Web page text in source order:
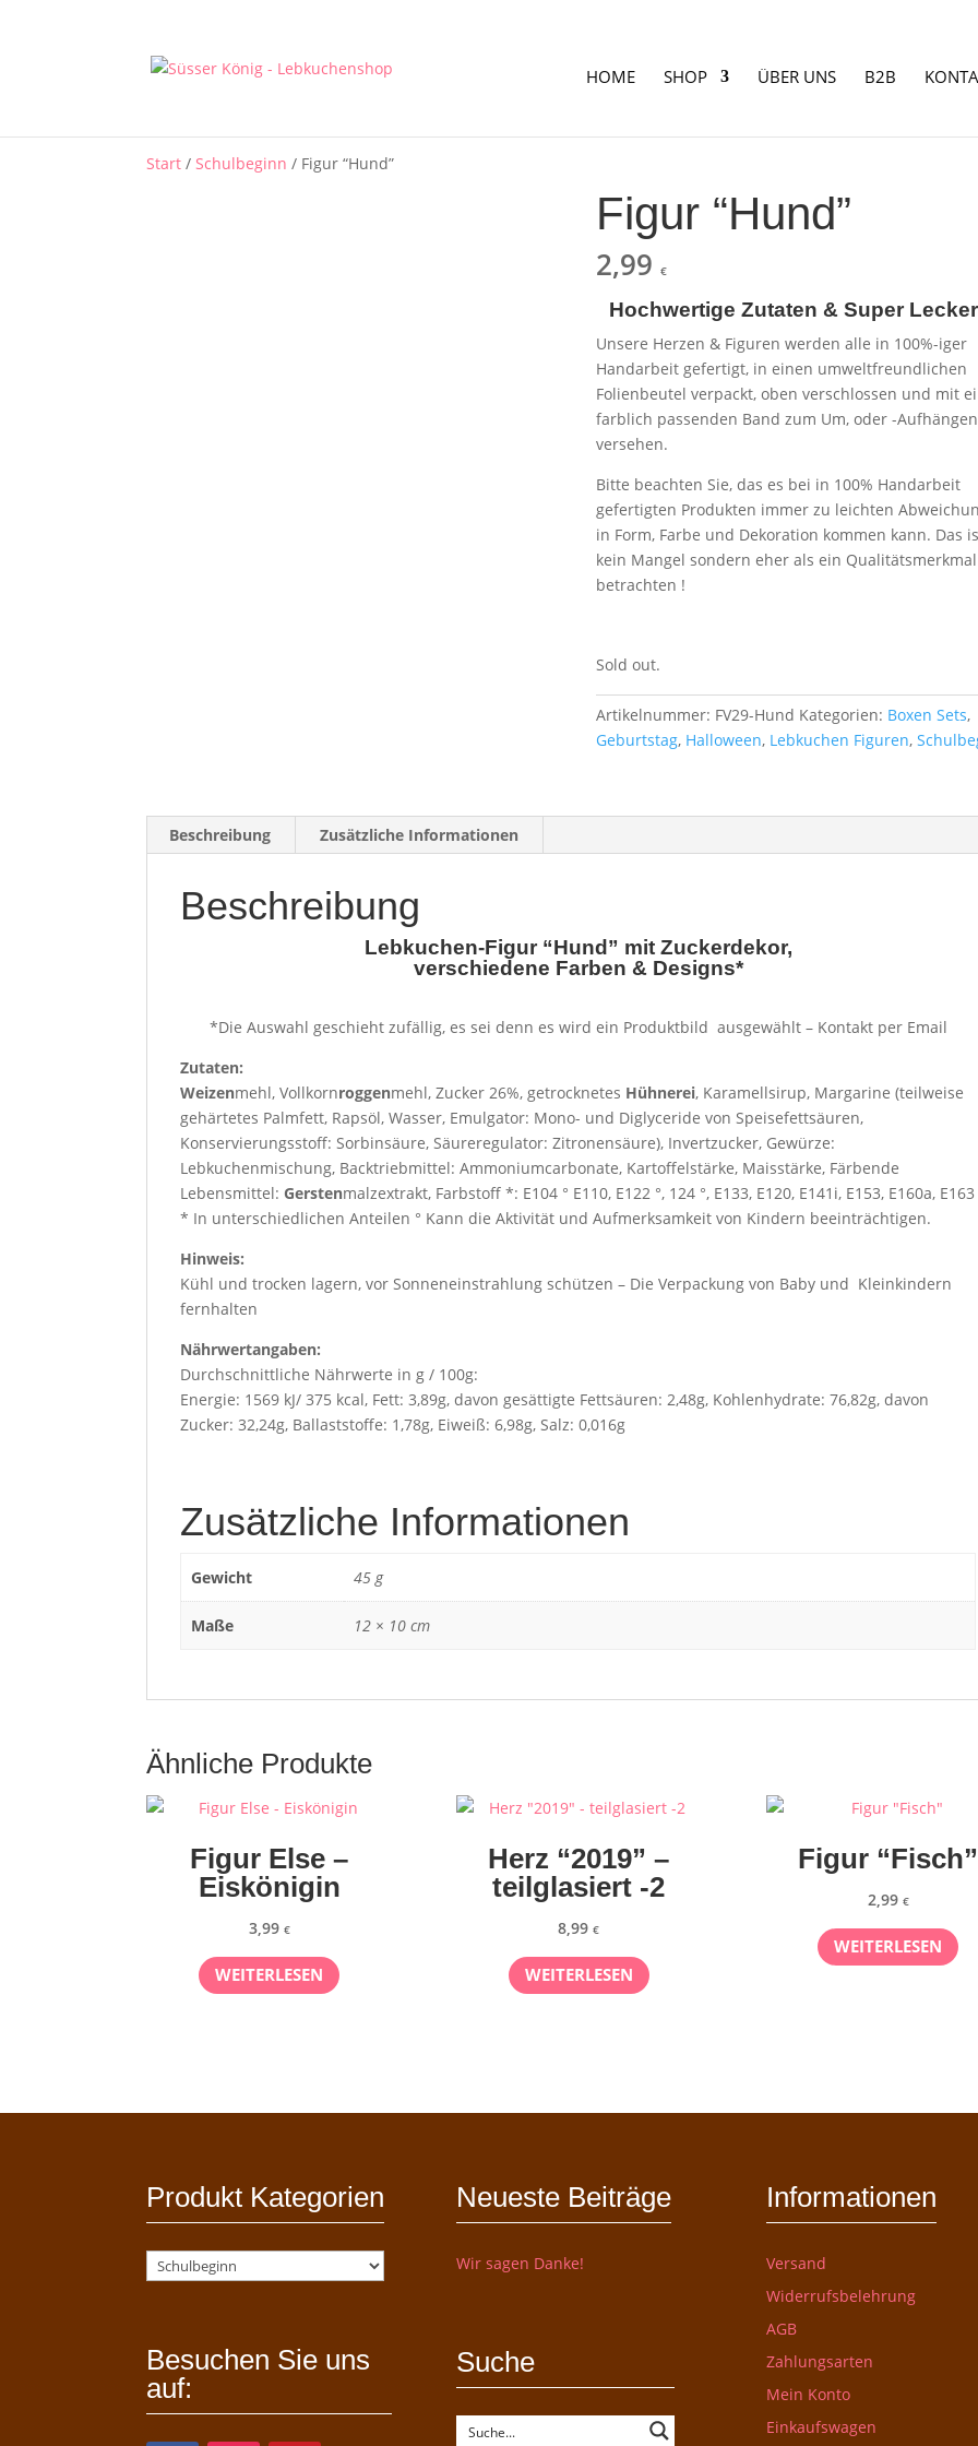
HOME SHOP ÜBER UNS B2B
Start /Schulbeginn / Figur “Hund”
Figur “Hund”
2,99€
Hochwertige Zutaten & Super
Unsere Herzen & Figuren werden alle in 100%-iger
Handarbeit gefertigt, in einen umweltfreundlichen
Folienbeutel verpackt, oben verschlossen und mit
farblich passenden Band zum Um, oder -Aufhängen
versehen.
Bitte beachten Sie, das es bei in 100% Handarbeit
gefertigten Produkten immer zu leichten
in Form, Farbe und Dekoration kommen kann. Das
kein Mangel sondern eher als ein
betrachten !
Sold out.
Artikelnummer: FV29-Hund Kategorien: Boxen Sets,
Geburtstag, Halloween, Lebkuchen Figuren,
Beschreibung Zusätzliche Informationen
Beschreibung
Lebkuchen-Figur “Hund” mit Zuckerdekor,
verschiedene Farben & Designs*
*Die Auswahl geschieht zufällig, es sei denn es wird ein Produktbild ausgewählt – Kontakt per Email
Zutaten:
Weizenmehl, Vollkornroggenmehl, Zucker 26%, getrocknetes Hühnerei, Karamellsirup, Margarine (teilweise
gehärtetes Palmfett, Rapsöl, Wasser, Emulgator: Mono- und Diglyceride von Speisefettsäuren,
Konservierungsstoff: Sorbinsäure, Säureregulator: Zitronensäure), Invertzucker, Gewürze:
Lebkuchenmischung, Backtriebmittel: Ammoniumcarbonate, Kartoffelstärke, Maisstärke, Färbende
Lebensmittel:Gerstenmalzextrakt, Farbstoff *: E104 ° E110, E122 °, 124 °, E133, E120, E141i, E153, E160a, E163
* In unterschiedlichen Anteilen ° Kann die Aktivität und Aufmerksamkeit von Kindern beeinträchtigen.
Hinweis:
Kühl und trocken lagern, vor Sonneneinstrahlung schützen – Die Verpackung von Baby und Kleinkindern
fernhalten
Nährwertangaben:
Durchschnittliche Nährwerte in g / 100g:
Energie: 1569 kJ/ 375 kcal, Fett: 3,89g, davon gesättigte Fettsäuren: 2,48g, Kohlenhydrate: 76,82g, davon
Zucker: 32,24g, Ballaststoffe: 1,78g, Eiweiß: 6,98g, Salz: 0,016g
Zusätzliche Informationen
Gewicht 45 g
Maße 12 × 10 cm
Ähnliche Produkte
Figur Else –
Eiskönigin
3,99 €
WEITERLESEN
Herz “2019” –
teilglasiert -2
8,99€
WEITERLESEN
Figur “Fisch”
2,99 €
WEITERLESEN
Produkt Kategorien
Besuchen Sie uns
auf:
Neueste Beiträge
Wir sagen Danke!
Suche
Informationen
Versand
Widerrufsbelehrung
AGB
Zahlungsarten
Mein Konto
Einkaufswagen